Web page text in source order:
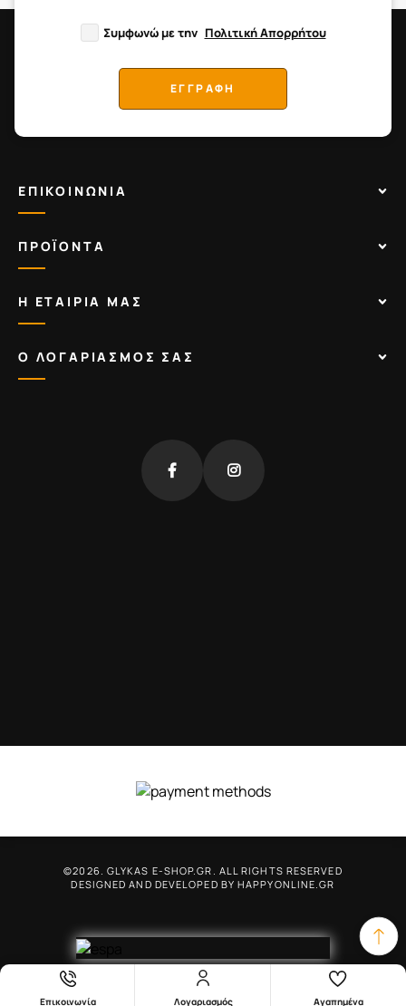
Επικοινωνία Λογαριασμός Αγαπημένα
Συμφωνώ με την Πολιτική Απορρήτου
ΕΓΓΡΑΦΗ
ΕΠΙΚΟΙΝΩΝΙΑ
ΠΡΟΪΟΝΤΑ
Η ΕΤΑΙΡΙΑ ΜΑΣ
Ο ΛΟΓΑΡΙΑΣΜΟΣ ΣΑΣ
fb insta
©2026. GLYKAS E-SHOP.GR. ALL RIGHTS RESERVED
DESIGNED AND DEVELOPED BYHAPPYONLINE.GR
top